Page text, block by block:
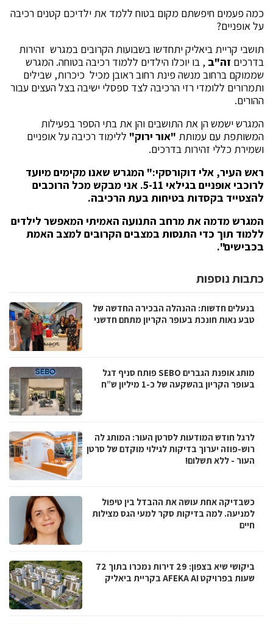
כמה פעמים חיפשתם מקום בטוח ללמד את ילדיכם קטנים רכיבה
על אופניים?
תושבי קריית ביאליק יתחדשו בשבועות הקרובים במגרש זהירות
בדרכים זה"ב , בו יוכלו הילדים ללמוד רכיבה בטוחה. המגרש
שממוקם ברחוב מנשה פינת רחוב ראובן מכיל כיכרות, שבילים
ותמרורים ללומדי רזי הרכיבה לצד ספסלי ישיבה בצל העצים עבור
ההורים.
המגרש ישמש הן את התושבים והן את בתי הספר בפעילות
המשותפת עם עמותת "אור ירוק" ללימוד רכיבה על אופניים
ושמירת כללי זהירות בדרכים.
ראש העיר, אלי דוקורסקי:" המגרש שאנו מקימים מיועד
לרוכבי אופניים בגילאי 5-11. אני מבקש מכל הרוכבים
להצטייד בקסדות בטיחות בעת הרכיבה.
המגרש מדמה את מרחב התנועה האמיתי המאפשר לילדים
ללמוד תוך כדי התנסות במצבים הקרובים למצב האמת
בכבישים".
כתבות נוספות
בנעלים חדשות: ההנהלה הבכירה החדשה של
טבע נאות חונכת בעופר הקריון מתחם חדשני
מותג אופנת הגברים SEBO פותח סניף דגל
בעופר הקריון בהשקעה של כ-1 מיליון ש”ח
לרגל חודש המודעות לסרטן העור: המותג לה
רוש-פוזה יערוך בדיקות לגילוי מוקדם של סרטן
העור - ללא תשלום!
כשבדיקה אחת עושה את ההבדל בין טיפול
למניעה. למה בדיקות סקר למעי הגס מצילות
חיים
ביקושי שיא בצפון: 29 דירות נמכרו בתוך 72
שעות בפרויקט AFEKA AI בקריית ביאליק